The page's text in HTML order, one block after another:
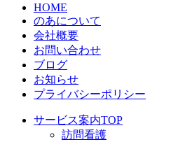
HOME
のあについて
会社概要
お問い合わせ
ブログ
お知らせ
プライバシーポリシー
サービス案内TOP
訪問看護